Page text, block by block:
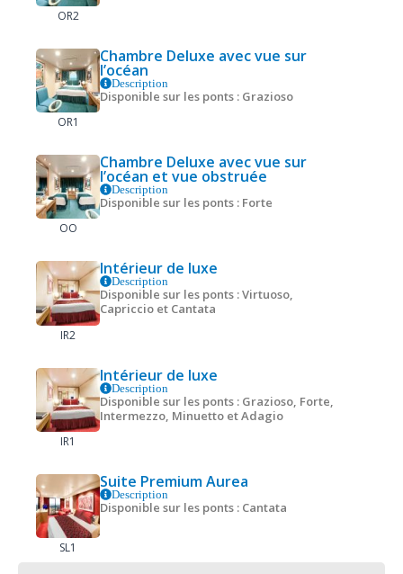
OR2
OR1
Chambre Deluxe avec vue sur
l’océan
Description
Disponible sur les ponts : Grazioso
OO
Chambre Deluxe avec vue sur
l’océan et vue obstruée
Description
Disponible sur les ponts : Forte
IR2
Intérieur de luxe
Description
Disponible sur les ponts : Virtuoso,
Capriccio et Cantata
IR1
Intérieur de luxe
Description
Disponible sur les ponts : Grazioso, Forte,
Intermezzo, Minuetto et Adagio
SL1
Suite Premium Aurea
Description
Disponible sur les ponts : Cantata